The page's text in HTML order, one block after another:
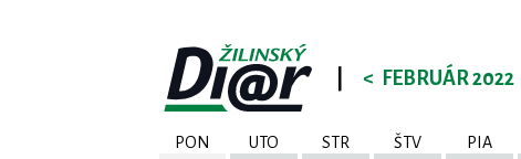
< FEBRUÁR 2022
PON UTO STR ŠTV PIA